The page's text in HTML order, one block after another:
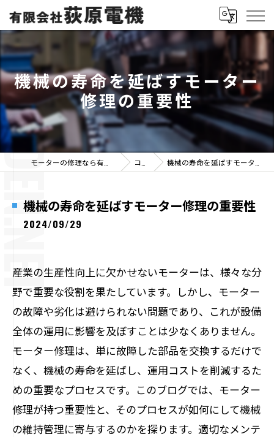
機械の寿命を延ばすモーター
修理の重要性
コラム 機械の寿命を延ばすモーター修理の重要性
機械の寿命を延ばすモーター修理の重要性
2024/09/29
産業の生産性向上に欠かせないモーターは、様々な分
野で重要な役割を果たしています。しかし、モーター
の故障や劣化は避けられない問題であり、これが設備
全体の運用に影響を及ぼすことは少なくありません。
モーター修理は、単に故障した部品を交換するだけで
なく、機械の寿命を延ばし、運用コストを削減するた
めの重要なプロセスです。このブログでは、モーター
修理が持つ重要性と、そのプロセスが如何にして機械
の維持管理に寄与するのかを探ります。適切なメンテ